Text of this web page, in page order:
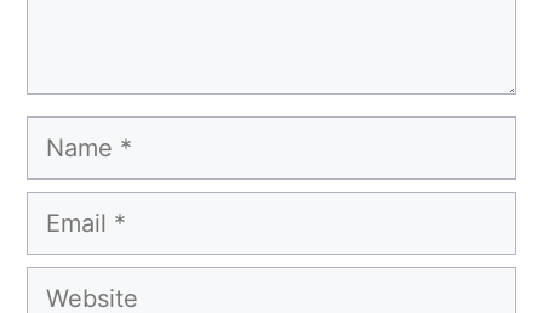
Name
Email
Website